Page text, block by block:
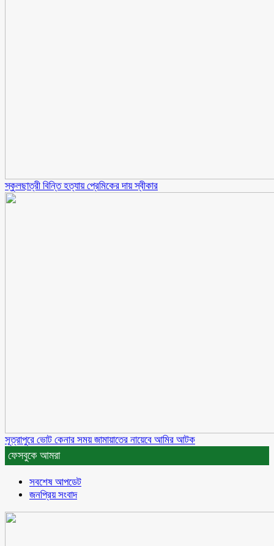
স্কুলছাত্রী বিন্তি হত্যায় প্রেমিকের দায় স্বীকার
সূত্রাপুরে ভোট কেনার সময় জামায়াতের নায়েবে আমির আটক
ফেসবুকে আমরা
সবশেষ আপডেট
জনপ্রিয় সংবাদ